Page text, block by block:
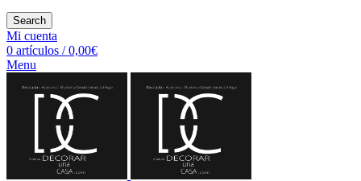
Search
Mi cuenta
0 artículos / 0,00€
Menu